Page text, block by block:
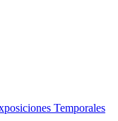
Temporales